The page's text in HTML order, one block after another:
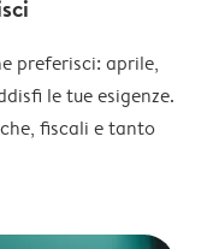
preferisci: aprile,
le tue esigenze.
fiscali e tanto